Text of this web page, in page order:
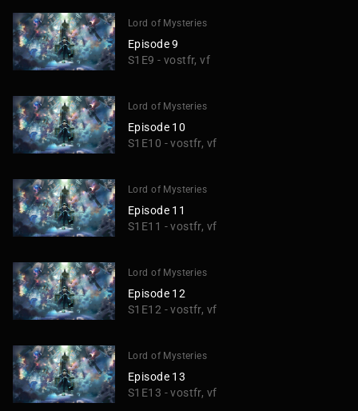
Lord of Mysteries
Episode 9
S1E9 - vostfr, vf
Lord of Mysteries
Episode 10
S1E10 - vostfr, vf
Lord of Mysteries
Episode 11
S1E11 - vostfr, vf
Lord of Mysteries
Episode 12
S1E12 - vostfr, vf
Lord of Mysteries
Episode 13
S1E13 - vostfr, vf